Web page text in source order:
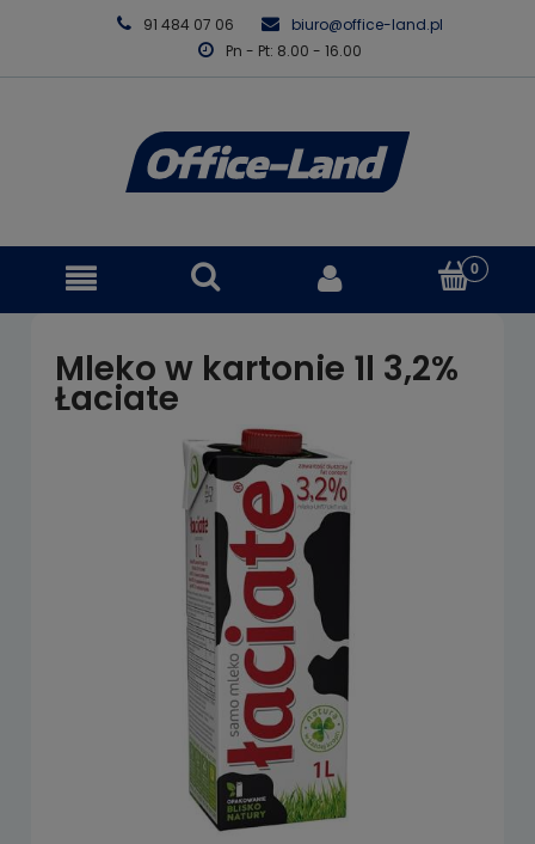
91 484 07 06
biuro@office-land.pl
Pn - Pt: 8.00 - 16.00
Mleko w kartonie 1l 3,2%
Łaciate